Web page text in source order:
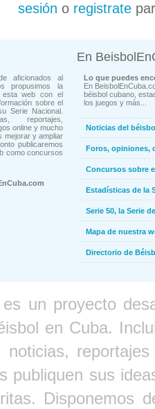
sesión o registrate
aficionados al
propusimos la
esta web con el
sobre el
Serie Nacional.
reportajes,
online y mucho
mejorar y ampliar
publicaremos
como concursos
En
Lo que puedes
En
béisbol cubano,
los juegos y más...
Noticias del
Foros, opiniones,
Concursos sobre
Estadísticas de la
Serie 50, la Serie
Mapa de nuestra
Directorio de
es un proyecto
en Cuba.
noticias,
publiquen sus
Disponemos